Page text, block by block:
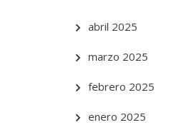
abril 2025
marzo 2025
febrero 2025
enero 2025